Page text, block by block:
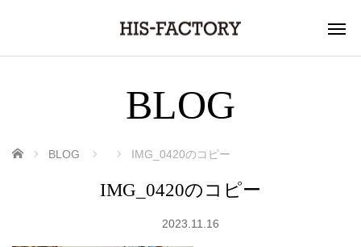
BLOG
ホーム BLOG IMG_0420のコピー
IMG_0420のコピー
2023.11.16